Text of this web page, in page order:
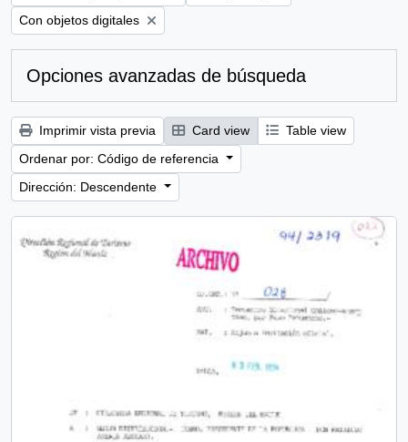
Remove filter:
Con objetos digitales
Opciones avanzadas de búsqueda
Imprimir vista previa Card view
Table view
Ordenar por: Código de referencia
Dirección: Descendente